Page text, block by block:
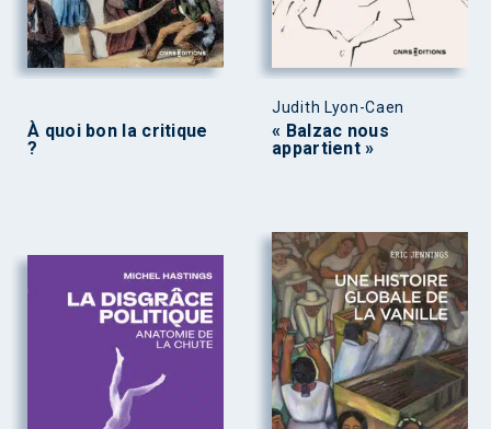
À quoi bon la critique
?
Judith Lyon-Caen
« Balzac nous
appartient »